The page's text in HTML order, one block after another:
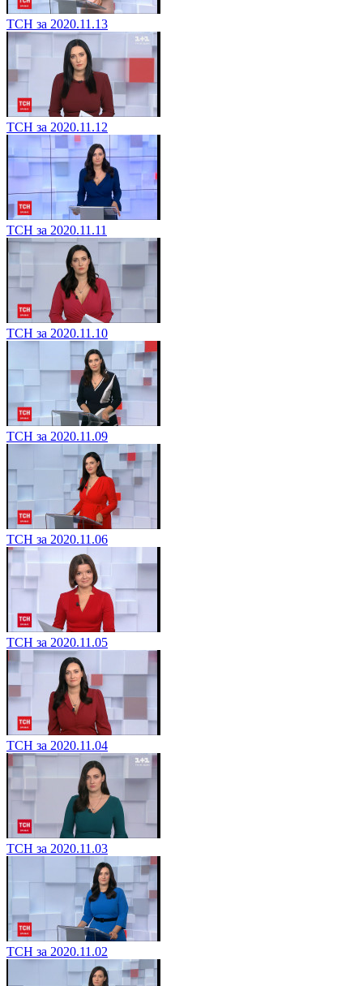
ТСН за 2020.11.13
ТСН за 2020.11.12
ТСН за 2020.11.11
ТСН за 2020.11.10
ТСН за 2020.11.09
ТСН за 2020.11.06
ТСН за 2020.11.05
ТСН за 2020.11.04
ТСН за 2020.11.03
ТСН за 2020.11.02